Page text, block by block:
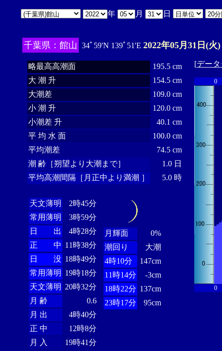
年 月 日
千葉県：館山 34ﾟ59'N 139ﾟ51'E 2022年05月31日(火)
略最高高潮面
195.5 cm
大 潮 升
154.5 cm
大潮差
109.0 cm
小 潮 升
120.0 cm
小潮差 升
40.1 cm
平 均 水 面
100.0 cm
平均潮差
74.5 cm
潮 齢［朔望より大潮まで］
1.0 日
平均高潮間隔［月正中より満潮 ］
5.0 時
天文薄明
2時45分
常用薄明
3時59分
日 出
4時28分
正 中 11時38分
日 没 18時49分
常用薄明 19時18分
天文薄明 20時32分
月 齢
0.6
月 出
4時40分
正 中
12時8分
月 入
19時41分
月輝面
0%
潮回り
大潮
4時10分
147cm
11時14分
-3cm
18時22分 137cm
23時17分
95cm
[デー
0
0